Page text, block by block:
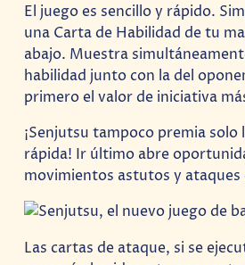
El juego es sencillo y rápido.
una Carta de Habilidad de tu
abajo. Muestra
habilidad junto con la del
primero el valor de iniciativa
¡Senjutsu tampoco premia solo
rápida! Ir último abre
movimientos astutos y ataques
Las cartas de ataque, si se